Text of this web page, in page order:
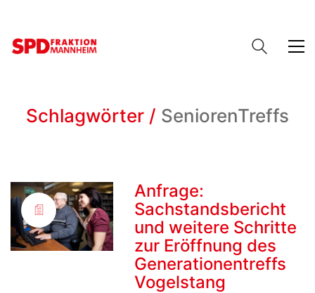
Schlagwörter / SeniorenTreffs
Anfrage:
Sachstandsbericht
und weitere Schritte
zur Eröffnung des
Generationentreffs
Vogelstang